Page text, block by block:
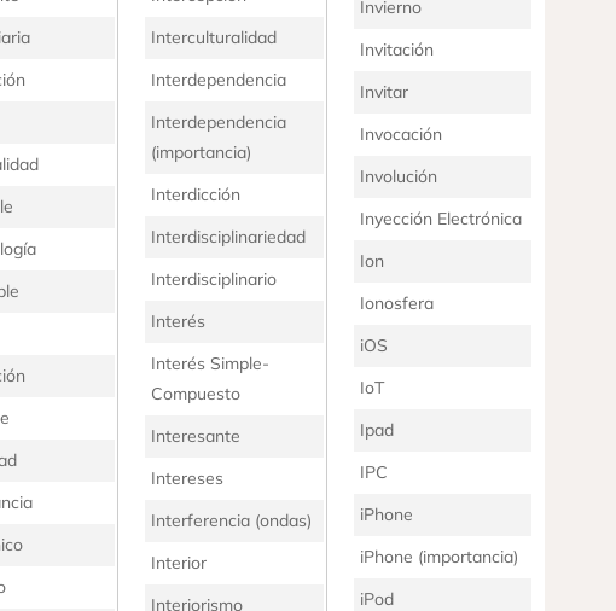
Interculturalidad
Interdependencia
Interdependencia
(importancia)
Interdicción
Interdisciplinariedad
Interdisciplinario
Interés
Interés Simple-
Compuesto
Interesante
Intereses
Interferencia (ondas)
Interior
Interiorismo
Invierno
Invitación
Invitar
Invocación
Involución
Inyección Electrónica
Ion
Ionosfera
iOS
IoT
Ipad
IPC
iPhone
iPhone (importancia)
iPod